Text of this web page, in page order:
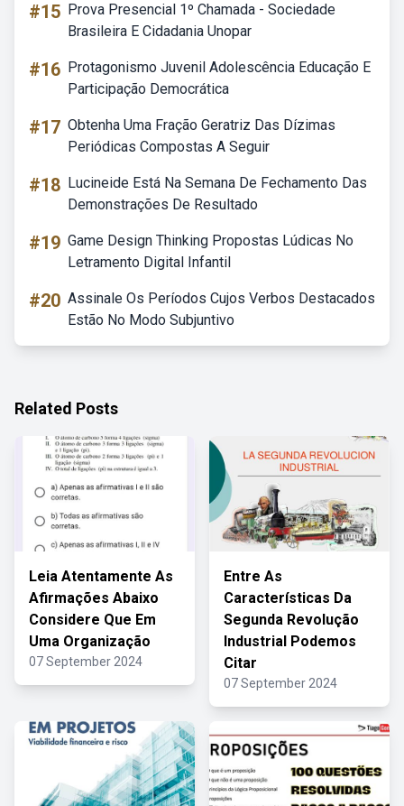
#15 Prova Presencial 1º Chamada - Sociedade
Brasileira E Cidadania Unopar
#16 Protagonismo Juvenil Adolescência Educação E
Participação Democrática
#17 Obtenha Uma Fração Geratriz Das Dízimas
Periódicas Compostas A Seguir
#18 Lucineide Está Na Semana De Fechamento Das
Demonstrações De Resultado
#19 Game Design Thinking Propostas Lúdicas No
Letramento Digital Infantil
#20 Assinale Os Períodos Cujos Verbos Destacados
Estão No Modo Subjuntivo
Related Posts
Leia Atentamente As
Afirmações Abaixo
Considere Que Em
Uma Organização
07 September 2024
Entre As
Características Da
Segunda Revolução
Industrial Podemos
Citar
07 September 2024